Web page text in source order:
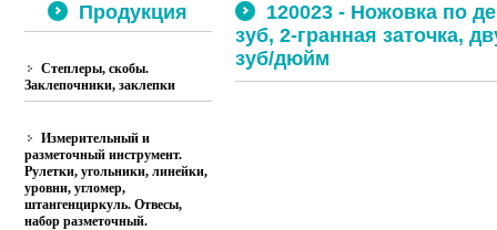
Продукция
Степлеры, скобы.
Заклепочники, заклепки
Измерительный и
разметочный инструмент.
Рулетки, угольники, линейки,
уровни, угломер,
штангенциркуль. Отвесы,
набор разметочный.
120023 - Ножовка по
зуб, 2-гранная заточка,
зуб/дюйм